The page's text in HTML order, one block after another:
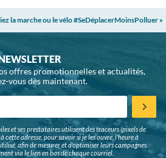
la marche ou le vélo #SeDéplacerMoinsPolluer »
offres promotionnelles et actualités,
vous dès maintenant.
et ses prestataires utilisent des traceurs (pixels de
cette adresse, pour savoir si je les ouvre, l'heure à
afin de mesurer et d'optimiser leurs campagnes.
via le lien en bas de chaque courriel.